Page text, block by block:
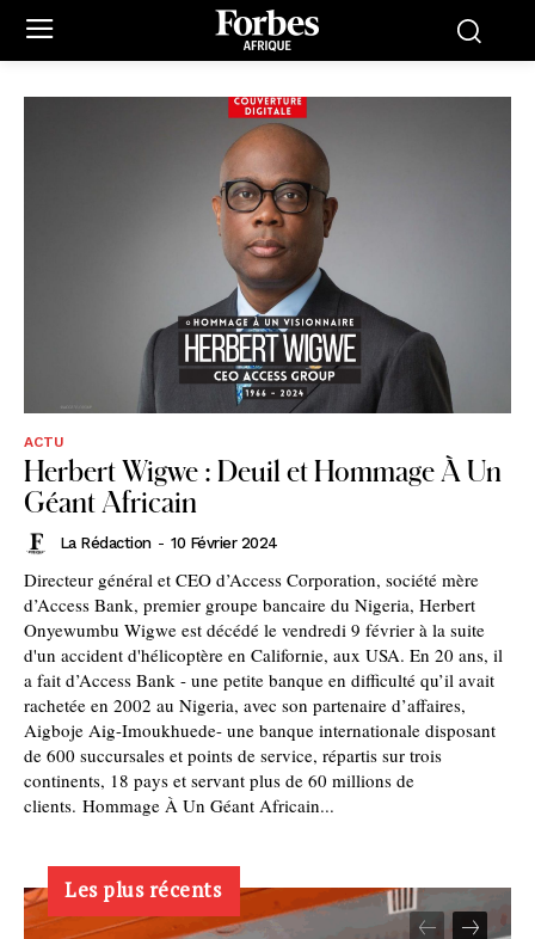
ACTU
Herbert Wigwe : Deuil et Hommage À Un
Géant Africain
La Rédaction - 10 Février 2024
Directeur général et CEO d’Access Corporation, société mère
d’Access Bank, premier groupe bancaire du Nigeria, Herbert
Onyewumbu Wigwe est décédé le vendredi 9 février à la suite
d'un accident d'hélicoptère en Californie, aux USA. En 20 ans, il
a fait d’Access Bank - une petite banque en difficulté qu’il avait
rachetée en 2002 au Nigeria, avec son partenaire d’affaires,
Aigboje Aig-Imoukhuede- une banque internationale disposant
de 600 succursales et points de service, répartis sur trois
continents, 18 pays et servant plus de 60 millions de
clients. Hommage À Un Géant Africain...
Les plus récents